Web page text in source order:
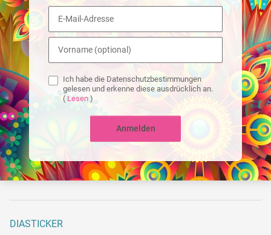
Ich habe die Datenschutzbestimmungen
gelesen und erkenne diese ausdrücklich an.
( Lesen )
Anmelden
DIASTICKER